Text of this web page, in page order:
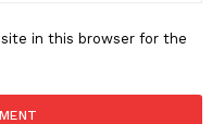
in this browser for the